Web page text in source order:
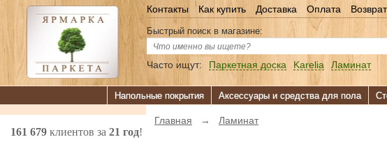
Контакты Как купить Доставка Оплата Возврат
Быстрый поиск в магазине:
Часто ищут: Паркетная доска Karelia Ламинат
Напольные покрытия Аксессуары и средства для пола
161 679 клиентов за 21 год!
Главная → Ламинат